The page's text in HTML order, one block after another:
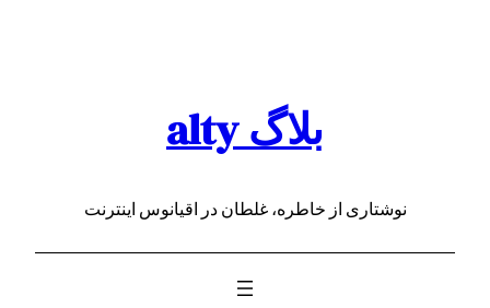
بلاگ alty
نوشتاری از خاطره، غلطان در اقیانوس اینترنت